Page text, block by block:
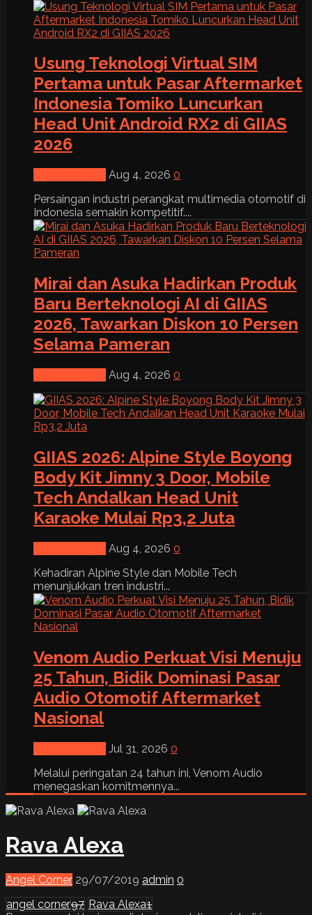
Usung Teknologi Virtual SIM
Pertama untuk Pasar Aftermarket
Indonesia Tomiko Luncurkan
Head Unit Android RX2 di GIIAS
2026
Aug 4, 2026 0
Persaingan industri perangkat multimedia otomotif di
Indonesia semakin kompetitif....
Mirai dan Asuka Hadirkan Produk
Baru Berteknologi AI di GIIAS
2026, Tawarkan Diskon 10 Persen
Selama Pameran
Aug 4, 2026 0
GIIAS 2026: Alpine Style Boyong
Body Kit Jimny 3 Door, Mobile
Tech Andalkan Head Unit
Karaoke Mulai Rp3,2 Juta
Aug 4, 2026 0
Kehadiran Alpine Style dan Mobile Tech
menunjukkan tren industri...
Venom Audio Perkuat Visi Menuju
25 Tahun, Bidik Dominasi Pasar
Audio Otomotif Aftermarket
Nasional
Jul 31, 2026 0
Melalui peringatan 24 tahun ini, Venom Audio
menegaskan komitmennya...
Rava Alexa
Angel Corner 29/07/2019 admin 0
angel corner97 Rava Alexa1